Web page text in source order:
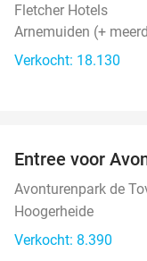
Fletcher Hotels
Arnemuiden (+
Verkocht: 18.130
Entree voor
Avonturenpark de
Hoogerheide
Verkocht: 8.390